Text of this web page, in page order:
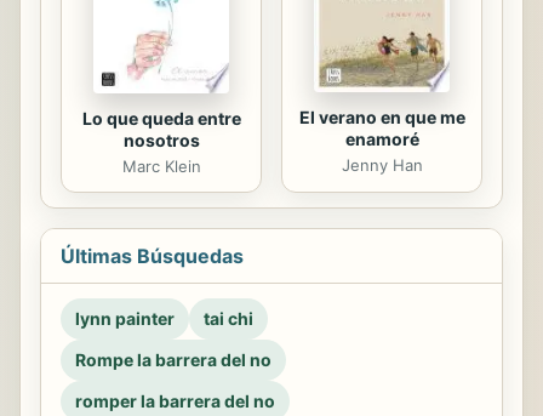
Lo que queda entre
nosotros
Marc Klein
El verano en que me
enamoré
Jenny Han
Últimas Búsquedas
lynn painter
tai chi
Rompe la barrera del no
romper la barrera del no